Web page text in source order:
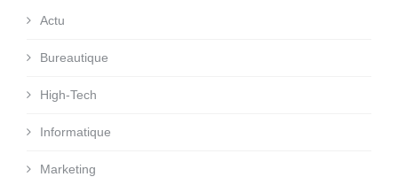
Actu
Bureautique
High-Tech
Informatique
Marketing